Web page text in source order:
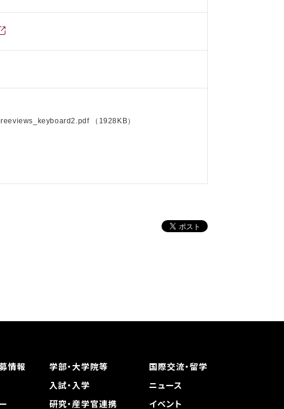
（1928KB）
情報 学部・大学院等
国際交流・留学
入試・入学
ニュース
研究・産学官連携 イベント